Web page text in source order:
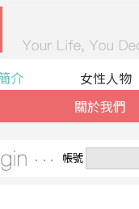
介
關於我們
女性人物
帳號